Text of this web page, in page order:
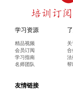
学习资源
精品视频
会员订阅
学习指南
名师团队
合
法
帮
友情链接